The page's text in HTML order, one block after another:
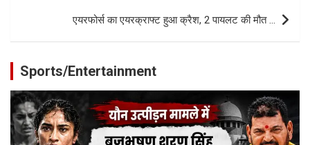
एयरफोर्स का एयरक्राफ्ट हुआ क्रैश, 2 पायलट की मौत …
Sports/Entertainment